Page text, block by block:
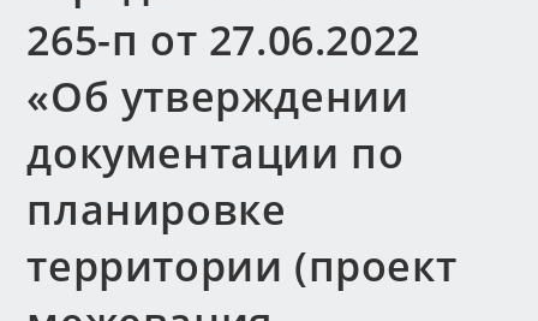
265-п от 27.06.2022
«Об утверждении
документации по
планировке
территории (проект